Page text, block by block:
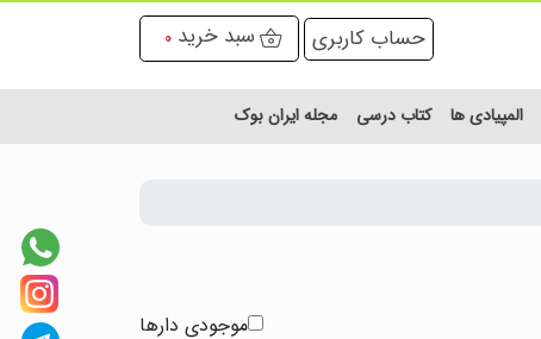
حساب کاربری سبد خرید 0
المپیادی ها کتاب درسی مجله ایران بوک
موجودی دارها